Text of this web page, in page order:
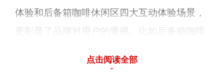
体验和后备箱咖啡休闲区四大互动体验场景，
更彰显了品牌对用户的重视。比如后备箱咖啡
户一个轻松自在的空间，让疲于奔波的用户暂
点击阅读全部